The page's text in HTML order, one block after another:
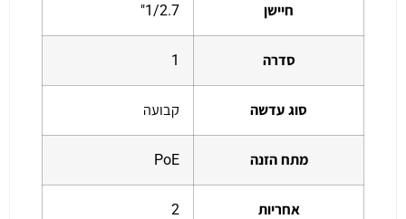
חיישן 1/2.7"
סדרה 1
סוג עדשה קבועה
מתח הזנה PoE
אחריות 2